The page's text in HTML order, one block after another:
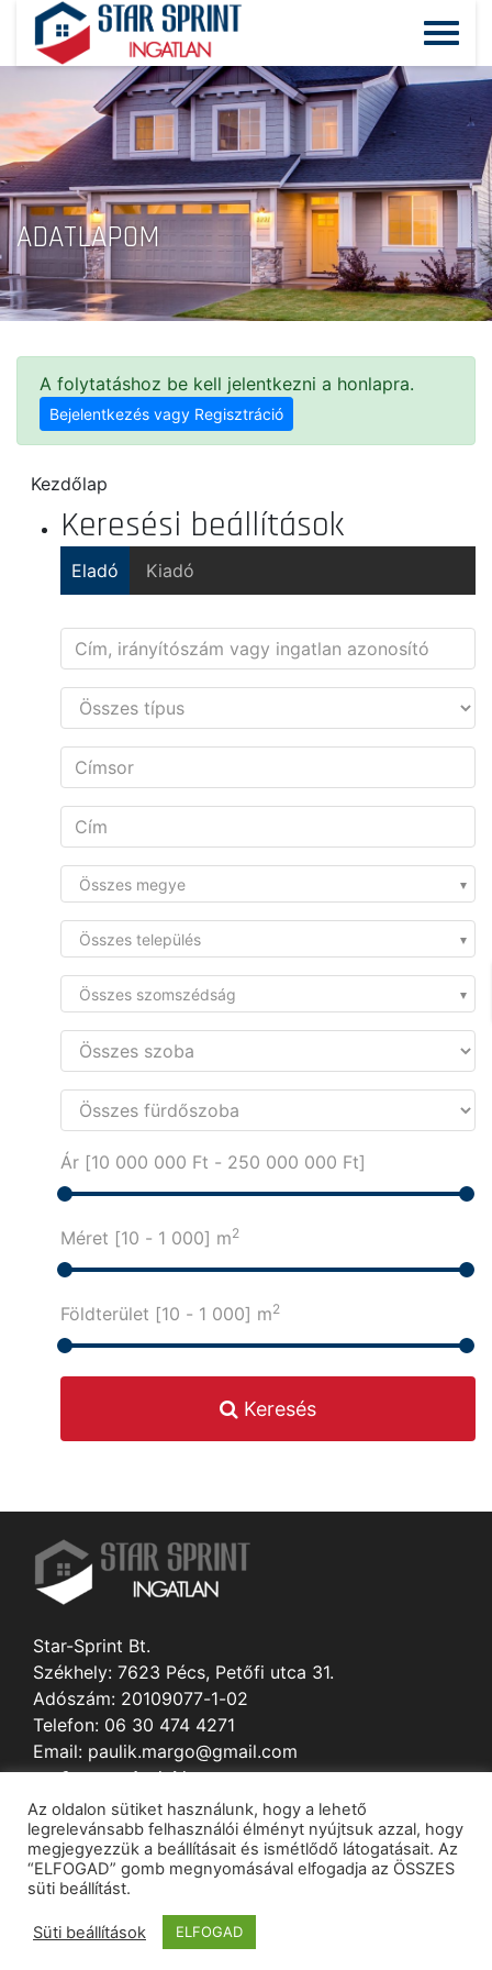
ADATLAPOM
A folytatáshoz be kell jelentkezni a honlapra.
Bejelentkezés vagy Regisztráció
Kezdőlap
Keresési beállítások
Eladó Kiadó
Összes megye
Összes település
Összes szomszédság
Ár [10 000 000 Ft - 250 000 000 Ft]
Méret [10 - 1 000] m2
Földterület [10 - 1 000] m2
Keresés
Star-Sprint Bt.
Székhely: 7623 Pécs, Petőfi utca 31.
Adószám: 20109077-1-02
Telefon: 06 30 474 4271
Email: paulik.margo@gmail.com
Információk
Kapcsolat
Adatvédelmi nyilatkozat
Impresszum és Jogi nyilatkozat
Adatvédelmi irányelvek
Az oldalon sütiket használunk, hogy a lehető
legrelevánsabb felhasználói élményt nyújtsuk azzal, hogy
megjegyezzük a beállításait és ismétlődő látogatásait. Az
“ELFOGAD” gomb megnyomásával elfogadja az ÖSSZES
süti beállítást.
Süti beállítások ELFOGAD